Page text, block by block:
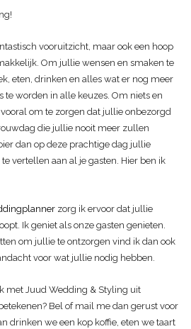
vooruitzicht, maar ook een hoop
Om jullie wensen en smaken te
eten, drinken en alles wat er nog meer
worden in alle keuzes. Om niets en
om te zorgen dat jullie onbezorgd
die jullie nooit meer zullen
dan op deze prachtige dag jullie
vertellen aan al je gasten. Hier ben ik
zorg ik ervoor dat jullie
Ik geniet als onze gasten genieten.
om jullie te ontzorgen vind ik dan ook
voor wat jullie nodig hebben.
met Juud Wedding & Styling uit
Bel of mail me dan gerust voor
drinken we een kop koffie, eten we taart